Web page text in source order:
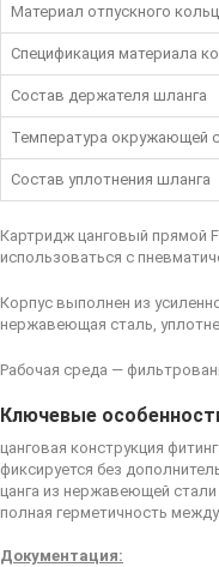
Материал отпускного
Спецификация материала
Состав держателя шланга
Температура окружающей
Состав уплотнения шланга
Картридж цанговый прямой
использоваться с
Корпус выполнен из
нержавеющая сталь,
Рабочая среда —
Ключевые
цанговая конструкция
фиксируется без
цанга из нержавеющей
полная герметичность
Документация: